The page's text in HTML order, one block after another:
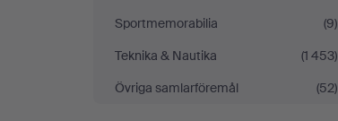
Sportmemorabilia
(9)
Teknika & Nautika
(1 453)
Övriga samlarföremål
(52)